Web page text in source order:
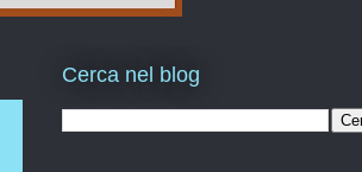
Cerca nel blog